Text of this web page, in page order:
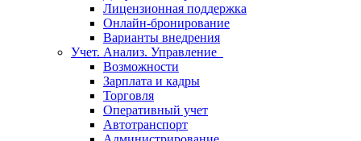
Лицензионная поддержка
Онлайн-бронирование
Варианты внедрения
Учет. Анализ. Управление
Возможности
Зарплата и кадры
Торговля
Оперативный учет
Автотранспорт